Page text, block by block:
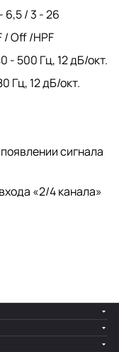
6,5 / 3 - 26
/ Off /HPF
- 500 Гц, 12 дБ/окт.
Гц, 12 дБ/окт.
сигнала
«2/4 канала»